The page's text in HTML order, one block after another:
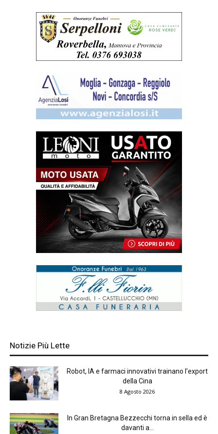
Notizie Più Lette
Robot, IA e farmaci innovativi trainano l’export
della Cina
8 Agosto 2026
In Gran Bretagna Bezzecchi torna in sella ed è
davanti a...